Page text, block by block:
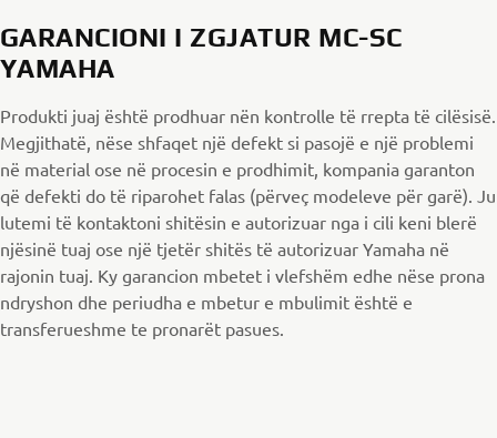
GARANCIONI I ZGJATUR MC-SC
YAMAHA
Produkti juaj është prodhuar nën kontrolle të rrepta të cilësisë.
Megjithatë, nëse shfaqet një defekt si pasojë e një problemi
në material ose në procesin e prodhimit, kompania garanton
që defekti do të riparohet falas (përveç modeleve për garë). Ju
lutemi të kontaktoni shitësin e autorizuar nga i cili keni blerë
njësinë tuaj ose një tjetër shitës të autorizuar Yamaha në
rajonin tuaj. Ky garancion mbetet i vlefshëm edhe nëse prona
ndryshon dhe periudha e mbetur e mbulimit është e
transferueshme te pronarët pasues.